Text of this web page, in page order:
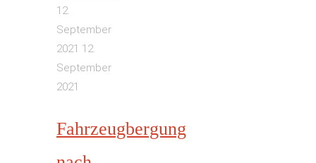
"Grünschnittbrand"
12.
September
2021 12.
September
2021
Fahrzeugbergung